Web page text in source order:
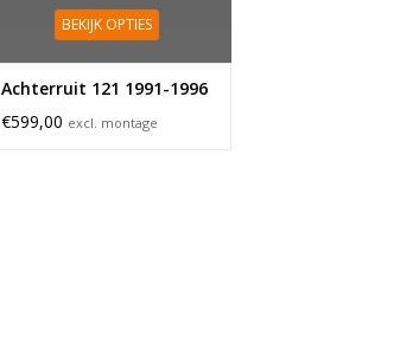
BEKIJK OPTIES
Achterruit 121 1991-1996
€599,00 excl. montage